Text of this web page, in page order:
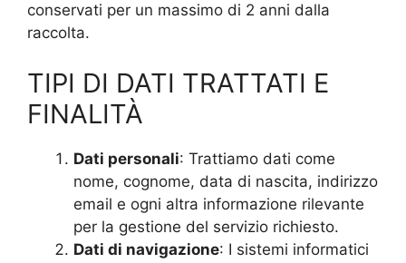
conservati per un massimo di 2 anni dalla
raccolta.
TIPI DI DATI TRATTATI E
FINALITÀ
Dati personali: Trattiamo dati come
nome, cognome, data di nascita, indirizzo
email e ogni altra informazione rilevante
per la gestione del servizio richiesto.
Dati di navigazione: I sistemi informatici